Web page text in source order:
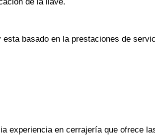
basado en la prestaciones de
experiencia en cerrajería que ofrece